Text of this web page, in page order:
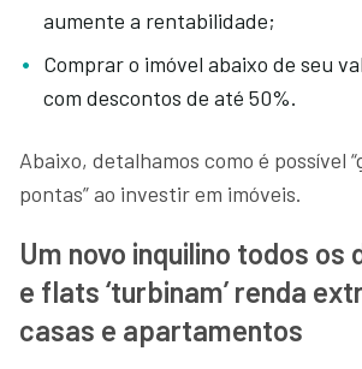
aumente a rentabilidade;
Comprar o imóvel abaixo de seu
com descontos de até 50%.
Abaixo, detalhamos como é possível
pontas” ao investir em imóveis.
Um novo inquilino todos os
e flats ‘turbinam’ renda
casas e apartamentos